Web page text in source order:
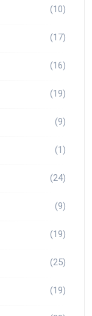
(10)
(17)
(16)
(19)
(9)
(1)
(24)
(9)
(19)
(25)
(19)